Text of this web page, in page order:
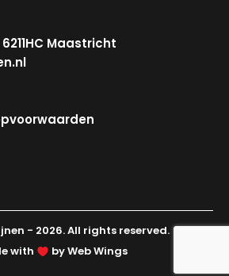
Maastricht
- 2026. All rights reserved.
with
by Web Wings